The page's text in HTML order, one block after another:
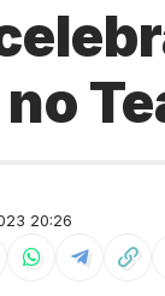
20:26